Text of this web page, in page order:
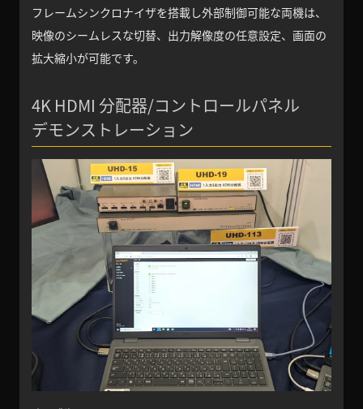
フレームシンクロナイザを搭載し外部制御可能な両機は、
映像のシームレスな切替、出力解像度の任意設定、画面の
拡大縮小が可能です。
4K HDMI 分配器/コントロールパネル
デモンストレーション